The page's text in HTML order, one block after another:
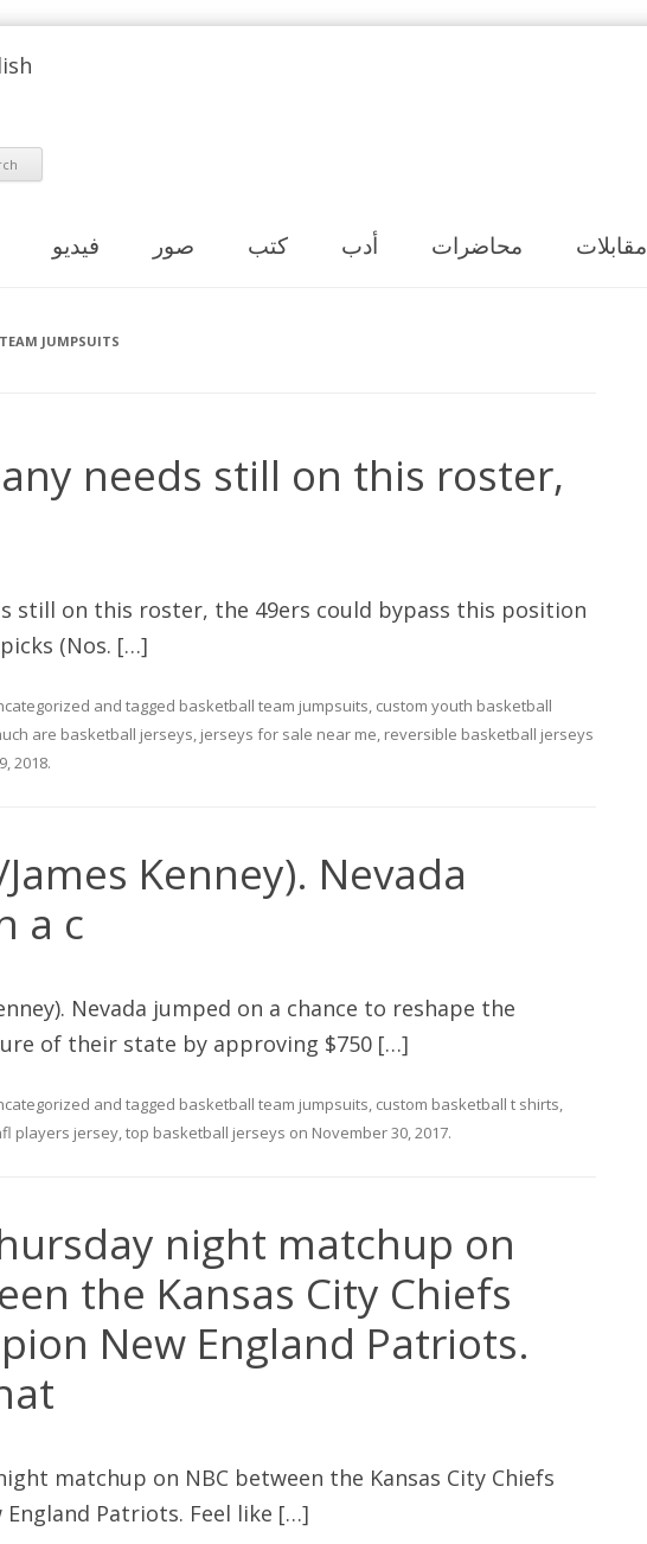
فيديو صور كتب أدب محاضرات مقابلات
JUMPSUITS
needs still on this roster,
still on this roster, the 49ers could bypass this position
(Nos. […]
and tagged basketball team jumpsuits, custom youth basketball
are basketball jerseys, jerseys for sale near me, reversible basketball jerseys
2018.
Kenney). Nevada
a c
Nevada jumped on a chance to reshape the
of their state by approving $750 […]
and tagged basketball team jumpsuits, custom basketball t shirts,
players jersey,top basketball jerseys on November 30, 2017.
night matchup on
the Kansas City Chiefs
New England Patriots.
matchup on NBC between the Kansas City Chiefs
England Patriots. Feel like […]